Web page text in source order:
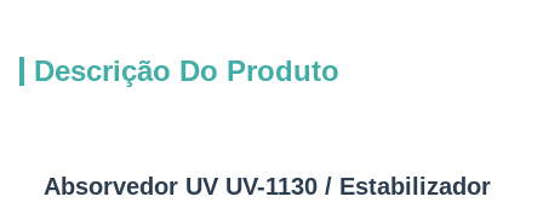
Descrição Do Produto
Absorvedor UV UV-1130 / Estabilizador